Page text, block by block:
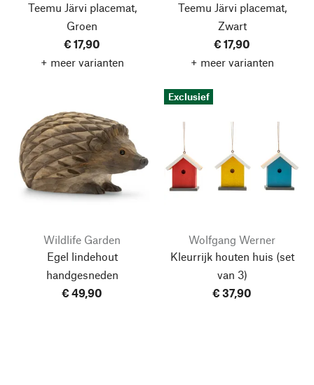
Teemu Järvi placemat,
Groen
€ 17,90
+ meer varianten
Teemu Järvi placemat,
Zwart
€ 17,90
+ meer varianten
Wildlife Garden
Egel lindehout
handgesneden
€ 49,90
Exclusief
Wolfgang Werner
Kleurrijk houten huis (set
van 3)
€ 37,90